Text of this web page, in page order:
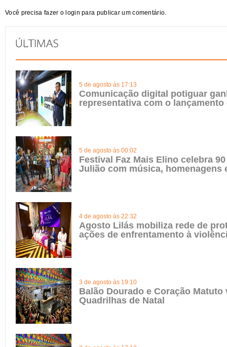
Você precisa fazer o login para publicar um comentário.
5 de agosto às 17:13
Comunicação digital potiguar
representativa com o lançamento
5 de agosto às 00:02
Festival Faz Mais Elino celebra
Julião com música, homenagens
4 de agosto às 22:32
Agosto Lilás mobiliza rede de
ações de enfrentamento à
3 de agosto às 19:10
Balão Dourado e Coração Matuto
Quadrilhas de Natal